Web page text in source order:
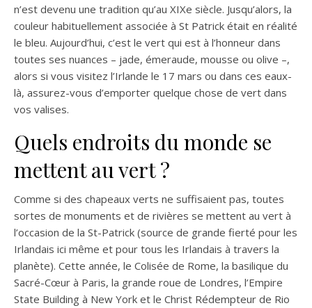
n’est devenu une tradition qu’au XIXe siècle. Jusqu’alors, la
couleur habituellement associée à St Patrick était en réalité
le bleu. Aujourd’hui, c’est le vert qui est à l’honneur dans
toutes ses nuances – jade, émeraude, mousse ou olive –,
alors si vous visitez l’Irlande le 17 mars ou dans ces eaux-
là, assurez-vous d’emporter quelque chose de vert dans
vos valises.
Quels endroits du monde se
mettent au vert ?
Comme si des chapeaux verts ne suffisaient pas, toutes
sortes de monuments et de rivières se mettent au vert à
l’occasion de la St-Patrick (source de grande fierté pour les
Irlandais ici même et pour tous les Irlandais à travers la
planète). Cette année, le Colisée de Rome, la basilique du
Sacré-Cœur à Paris, la grande roue de Londres, l’Empire
State Building à New York et le Christ Rédempteur de Rio